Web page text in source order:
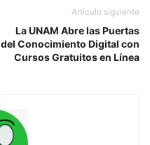
Artículo siguiente
La UNAM Abre las Puertas
del Conocimiento Digital con
Cursos Gratuitos en Línea